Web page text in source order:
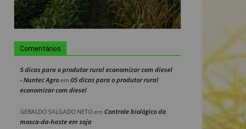
Comentários
5 dicas para o produtor rural economizar com diesel
- Nuntec Agroem 05 dicas para o produtor rural
economizar com diesel
GERALDO SALGADO NETOem Controle biológico da
mosca-da-haste em soja